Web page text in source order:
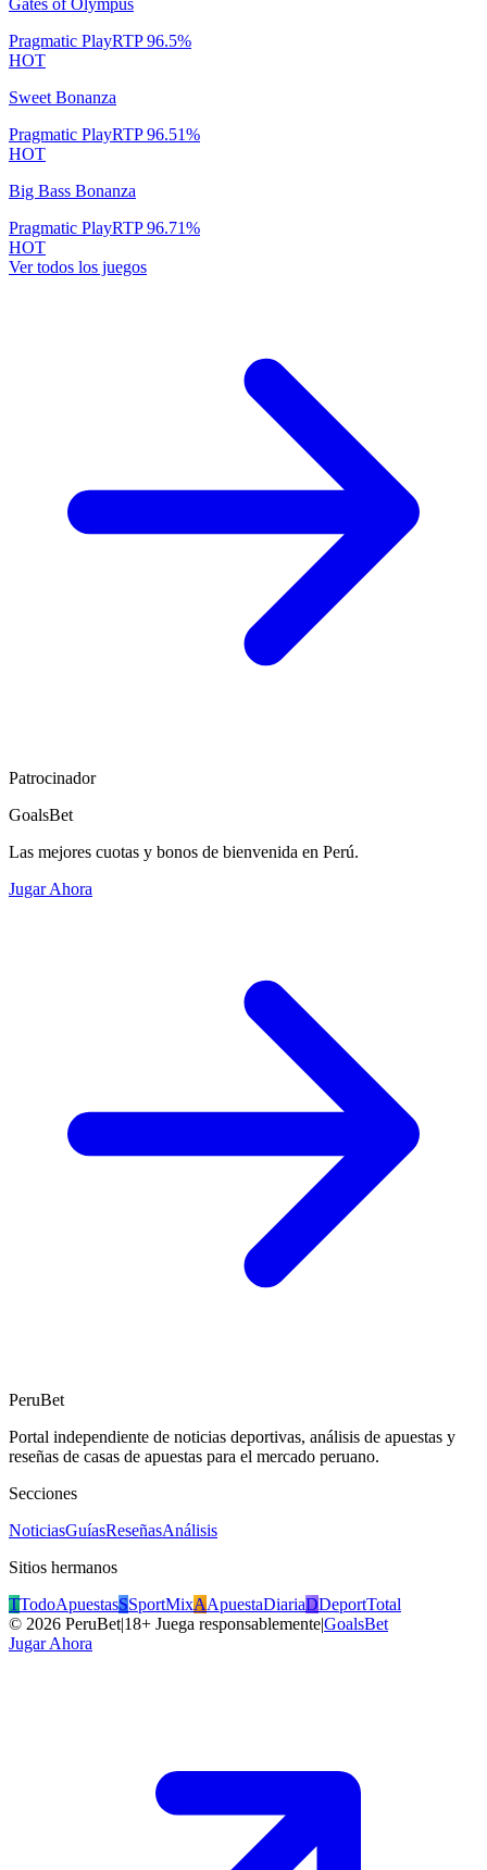
Gates of Olympus
Pragmatic PlayRTP96.5%
HOT
Sweet Bonanza
Pragmatic PlayRTP96.51%
HOT
Big Bass Bonanza
Pragmatic PlayRTP96.71%
HOT
Ver todos los juegos
Patrocinador
GoalsBet
Las mejores cuotas y bonos de bienvenida en Perú.
Jugar Ahora
PeruBet
Portal independiente de noticias deportivas, análisis de apuestas y
reseñas de casas de apuestas para el mercado peruano.
Secciones
NoticiasGuíasReseñasAnálisis
Sitios hermanos
TTodoApuestasSSportMixAApuestaDiariaDDeportTotal
© 2026 PeruBet|18+ Juega responsablemente|GoalsBet
Jugar Ahora